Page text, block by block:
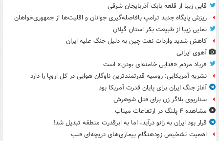
قابی زیبا از قلعه بابک آذربایجان شرقی
ریزش پایگاه جدید ترامپ بافاصله‌گیری جوانان و اقلیت‌ها از جمهوری‌خواهان
نمایی زیبا از طبیعت بکر استان گیلان
کاهش شدید واردات نفت چین به دلیل جنگ علیه ایران
آهوی ایرانی
فریاد مردم «فدایی خامنه‌ای بودن» است
نشریه آمریکایی: روسیه قدرتمندترین ناوگان هوایی در کل اروپا را دارد
آغاز جنگ ایران برای پایان قدرت آمریکا بود
سناریوی بلاگر زن برای قتل شوهرش
مشاهده ۴ پلنگ در ارتفاعات میناب
قرار بود ایران به زانو درآید، اما به ابرقدرت منطقه تبدیل شد!
اهمیت تشخیص زودهنگام بیماری‌های دریچه‌ای قلب